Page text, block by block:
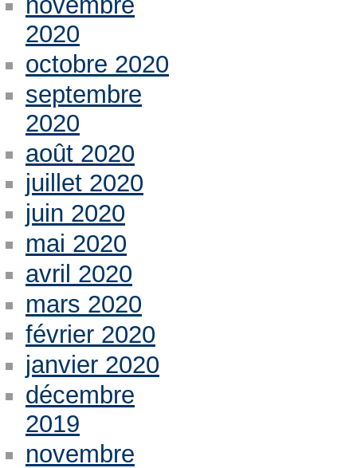
2020
octobre 2020
septembre
2020
août 2020
juillet 2020
juin 2020
mai 2020
avril 2020
mars 2020
février 2020
janvier 2020
décembre
2019
novembre